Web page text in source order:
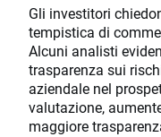
Gli investitori
tempistica di
Alcuni analisti
trasparenza sui
aziendale nel
valutazione,
maggiore